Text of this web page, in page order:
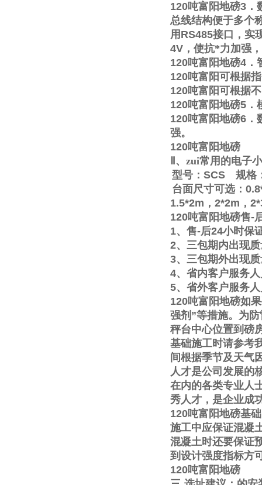
120吨富阳地磅3
总线结构便于多个
用 RS485接口，实
4V ，使抗*力加强
120吨富阳地磅4
120吨富阳可根据
120吨富阳可根据
120吨富阳地磅5
120吨富阳地磅6
强。
120吨富阳地磅
、zui常用的电子
型号： SCS
规格
台面尺寸可选：
1.5*2m ， 2*2m ，
120吨富阳地磅售-
1、售-后24小时保
2、三包期内出现
3、三包期外出现
4、省内客户服务
5、省外客户服务
120吨富阳地磅如
强剂 ”等措施。为
秤台中心位置到磅
基础施工时请参考
间根据季节及天气
人才是公司发展的
在内的各类专业人
秀人才，是企业成
120吨富阳地磅基
施工中应保证混凝
混凝土时还要保证
到设计强度指标方
120吨富阳地磅